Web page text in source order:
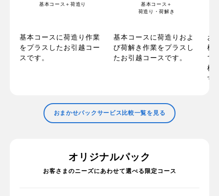
基本コース＋荷造り
基本コースに荷造り作業
をプラスしたお引越コー
スです。
基本コース＋
荷造り・荷解き
基本コースに荷造りおよ
び荷解き作業をプラスし
たお引越コースです。
お
梱
で
標
す
オリジナルパック
お客さまのニーズにあわせて選べる限定コース
おまかせパックサービス比較一覧を見る